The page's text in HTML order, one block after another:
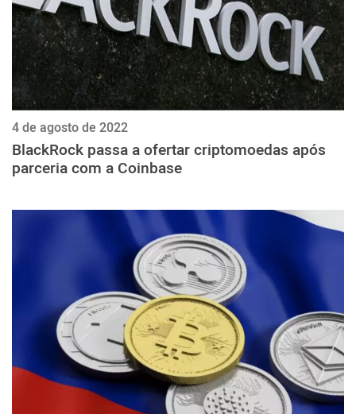
4 de agosto de 2022
BlackRock passa a ofertar criptomoedas após
parceria com a Coinbase